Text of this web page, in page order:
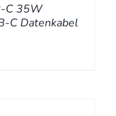
C 35W
C Datenkabel